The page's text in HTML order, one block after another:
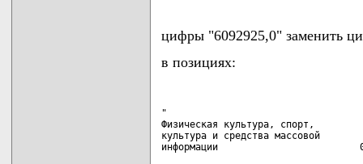
цифры "6092925,0" заменить
в позициях:
"
Физическая культура, спорт,
культура и средства массовой